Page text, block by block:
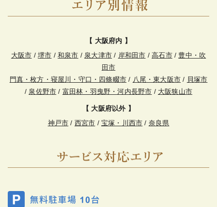
【 大阪府内 】
大阪市 /堺市 /和泉市 / 泉大津市 / 岸和田市 /高石市/ 豊中・吹
田市
門真・枚方・寝屋川・守口・四條畷市 / 八尾・東大阪市 / 貝塚市
/ 泉佐野市 / 富田林・羽曳野・河内長野市 / 大阪狭山市
【 大阪府以外 】
神戸市 / 西宮市 / 宝塚・川西市 / 奈良県